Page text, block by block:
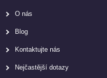
O nás
Blog
Kontaktujte nás
Nejčastější dotazy